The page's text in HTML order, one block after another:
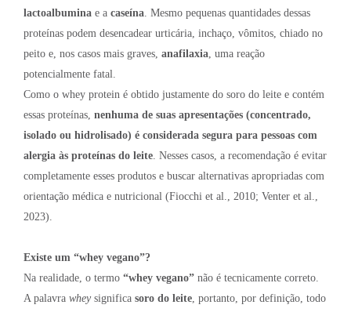
lactoalbumina e a caseína. Mesmo pequenas quantidades dessas
proteínas podem desencadear urticária, inchaço, vômitos, chiado no
peito e, nos casos mais graves, anafilaxia, uma reação
potencialmente fatal.
Como o whey protein é obtido justamente do soro do leite e contém
essas proteínas, nenhuma de suas apresentações (concentrado,
isolado ou hidrolisado) é considerada segura para pessoas com
alergia às proteínas do leite. Nesses casos, a recomendação é evitar
completamente esses produtos e buscar alternativas apropriadas com
orientação médica e nutricional (Fiocchi et al., 2010; Venter et al.,
2023).
Existe um “whey vegano”?
Na realidade, o termo “whey vegano” não é tecnicamente correto.
A palavra wheysignifica soro do leite, portanto, por definição, todo